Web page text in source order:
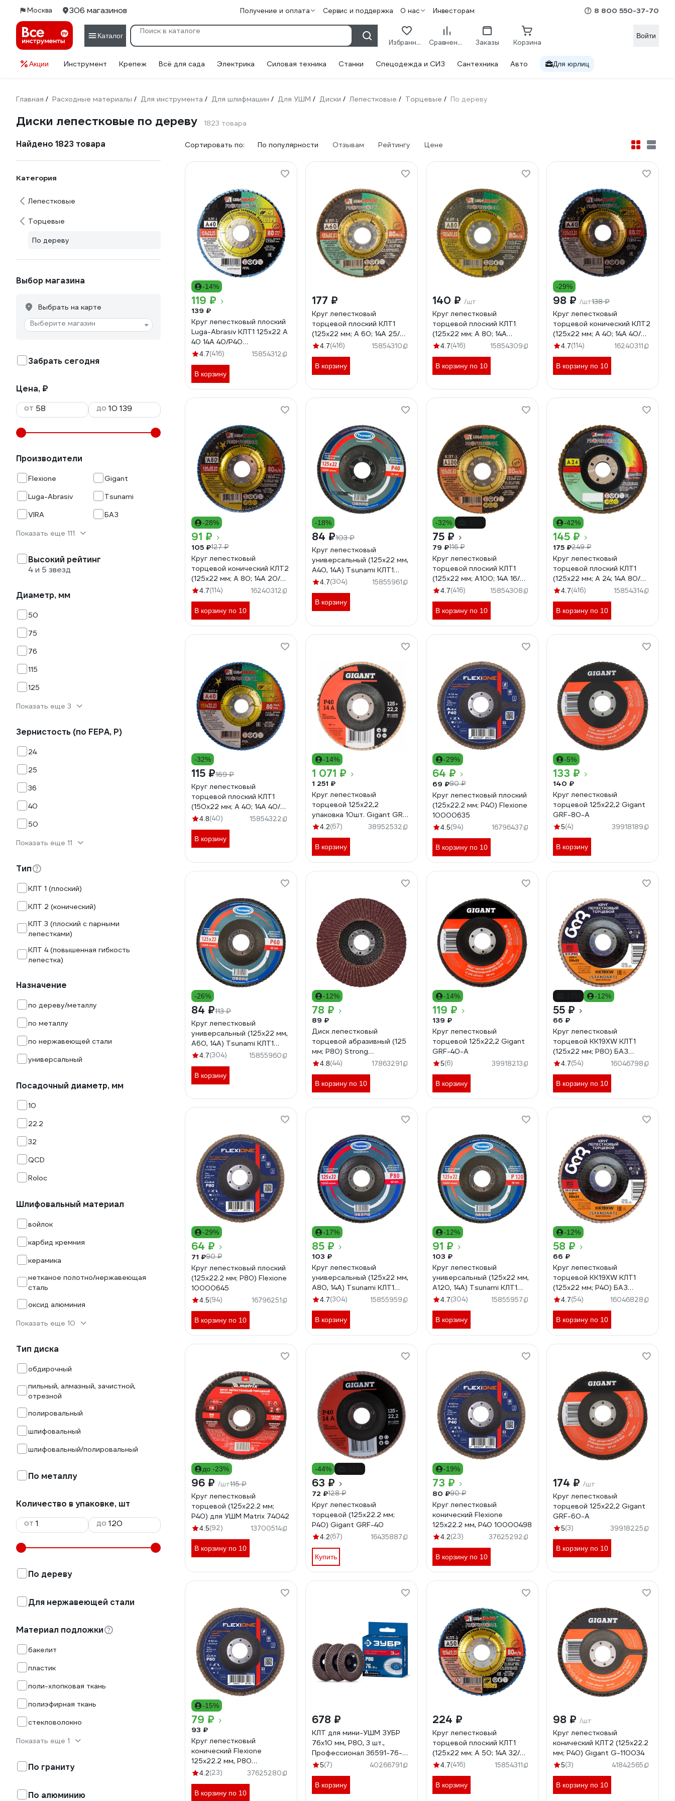
Москва 306 магазинов Получение и оплата Сервис и поддержка О нас Инвесторам 8 800 550-37-70
Каталог
Избранное Сравнение Заказы Корзина
Войти
Акции Инструмент Крепеж Всё для сада Электрика Силовая техника Станки Спецодежда и СИЗ Сантехника Авто Для юрлиц
Главная / Расходные материалы / Для инструмента / Для шлифмашин / Для УШМ / Диски / Лепестковые / Торцевые / По дереву
Диски лепестковые по дереву 1823 товара
Найдено 1823 товара
Категория
Лепестковые
Торцевые
По дереву
Выбор магазина
Выбрать на карте
Выберите магазин
Забрать сегодня
Цена, ₽
от
до
Производители
Flexione
Gigant
Luga-Abrasiv
Tsunami
VIRA
БАЗ
Показать еще 111
Высокий рейтинг
4 и 5 звезд
Диаметр, мм
50
75
76
115
125
Показать еще 3
Зернистость (по FEPA, P)
24
25
36
40
50
Показать еще 11
Тип
КЛТ 1 (плоский)
КЛТ 2 (конический)
КЛТ 3 (плоский с парными
лепестками)
КЛТ 4 (повышенная гибкость
лепестка)
Назначение
по дереву/металлу
по металлу
по нержавеющей стали
универсальный
Посадочный диаметр, мм
10
22.2
32
QCD
Roloc
Шлифовальный материал
войлок
карбид кремния
керамика
нетканое полотно/нержавеющая
сталь
оксид алюминия
Показать еще 10
Тип диска
обдирочный
пильный, алмазный, зачистной,
отрезной
полировальный
шлифовальный
шлифовальный/полировальный
По металлу
Количество в упаковке, шт
от
до
По дереву
Для нержавеющей стали
Материал подложки
бакелит
пластик
поли-хлопковая ткань
полиэфирная ткань
стекловолокно
Показать еще 1
По граниту
По алюминию
Сортировать по: По популярности Отзывам Рейтингу Цене
-14%
119 ₽
139 ₽
Круг лепестковый плоский
Luga-Abrasiv КЛТ1 125х22 А
40 14А 40/Р40
4603347337998
4.7(416) 15854312
В корзину
177 ₽
Круг лепестковый
торцевой плоский КЛТ1
(125х22 мм; А 60; 14А 25/
Р60) Луга 4603347337974
4.7(416) 15854310
В корзину
140 ₽ /шт
Круг лепестковый
торцевой плоский КЛТ1
(125х22 мм; А 80; 14А
20/P80) Луга
4.7(416) 15854309
В корзину по 10
-29%
98 ₽ /шт138 ₽
Круг лепестковый
торцевой конический КЛТ2
(125х22 мм; А 40; 14А 40/
Р40) ЛУГА 4603347277164
4.7(114) 16240311
В корзину по 10
-28%
91 ₽
105 ₽127 ₽
Круг лепестковый
торцевой конический КЛТ2
(125х22 мм; А 80; 14А 20/
Р80) ЛУГА 4603347277133
4.7(114) 16240312
В корзину по 10
-18%
84 ₽103 ₽
Круг лепестковый
универсальный (125х22 мм,
А40, 14А) Tsunami КЛТ1
D96100000012540
4.7(304) 15855961
В корзину
-32%
75 ₽
79 ₽116 ₽
Круг лепестковый
торцевой плоский КЛТ1
(125х22 мм; А100; 14А 16/
Р100) Луга 4603347337950
4.7(416) 15854308
В корзину по 10
-42%
145 ₽
175 ₽249 ₽
Круг лепестковый
торцевой плоский КЛТ1
(125х22 мм; А 24; 14А 80/
Р24) Луга 4603347338018
4.7(416) 15854314
В корзину по 10
-32%
115 ₽169 ₽
Круг лепестковый
торцевой плоский КЛТ1
(150х22 мм; А 40; 14А 40/
Р40) Луга 4603347276273
4.8(40) 15854322
В корзину
-14%
1 071 ₽
1 251 ₽
Круг лепестковый
торцевой 125x22,2
упаковка 10шт. Gigant GRF-
40-10
4.2(67) 38952532
В корзину
-29%
64 ₽
69 ₽90 ₽
Круг лепестковый плоский
(125х22.2 мм; Р40) Flexione
10000635
4.5(94) 16796437
В корзину по 10
-5%
133 ₽
140 ₽
Круг лепестковый
торцевой 125x22,2 Gigant
GRF-80-А
5(4) 39918189
В корзину
-26%
84 ₽113 ₽
Круг лепестковый
универсальный (125х22 мм,
А60, 14А) Tsunami КЛТ1
D96100000012560
4.7(304) 15855960
В корзину
-12%
78 ₽
89 ₽
Диск лепестковый
торцевой абразивный (125
мм; Р80) Strong
СTУ-203125080
4.8(44) 17863291
В корзину по 10
-14%
119 ₽
139 ₽
Круг лепестковый
торцевой 125x22,2 Gigant
GRF-40-А
5(6) 39918213
В корзину
-12%
55 ₽
66 ₽
Круг лепестковый
торцевой KK19XW КЛТ1
(125х22 мм; P80) БАЗ
960000026079
4.7(54) 16046798
В корзину по 10
-29%
64 ₽
71 ₽90 ₽
Круг лепестковый плоский
(125х22.2 мм; Р80) Flexione
10000645
4.5(94) 16796251
В корзину по 10
-17%
85 ₽
103 ₽
Круг лепестковый
универсальный (125х22 мм,
А80, 14А) Tsunami КЛТ1
D96100000012580
4.7(304) 15855959
В корзину
-12%
91 ₽
103 ₽
Круг лепестковый
универсальный (125х22 мм,
А120, 14А) Tsunami КЛТ1
D96100000012582
4.7(304) 15855957
В корзину
-12%
58 ₽
66 ₽
Круг лепестковый
торцевой KK19XW КЛТ1
(125х22 мм; P40) БАЗ
960000026621
4.7(54) 16046828
В корзину по 10
до -23%
96 ₽ /шт115 ₽
Круг лепестковый
торцевой (125х22.2 мм;
P40) для УШМ Matrix 74042
4.5(92) 13700514
В корзину по 10
-44%
63 ₽
72 ₽128 ₽
Круг лепестковый
торцевой (125x22.2 мм;
P40) Gigant GRF-40
4.2(67) 16435887
Купить
-19%
73 ₽
80 ₽90 ₽
Круг лепестковый
конический Flexione
125x22.2 мм, Р40 10000498
4.2(23) 37625292
В корзину по 10
174 ₽ /шт
Круг лепестковый
торцевой 125x22,2 Gigant
GRF-60-А
5(3) 39918225
В корзину по 10
-15%
79 ₽
93 ₽
Круг лепестковый
конический Flexione
125x22.2 мм, Р80
10000508
4.2(23) 37625280
В корзину по 10
678 ₽
КЛТ для мини-УШМ ЗУБР
76x10 мм, P80, 3 шт.,
Профессионал 36591-76-
80-H3
5(7) 40266791
В корзину
224 ₽
Круг лепестковый
торцевой плоский КЛТ1
(125х22 мм; А 50; 14А 32/
Р50) Луга 4603347337981
4.7(416) 15854311
В корзину
98 ₽ /шт
Круг лепестковый
конический КЛТ2 (125x22.2
мм; P40) Gigant G-110034
5(3) 41842565
В корзину по 10